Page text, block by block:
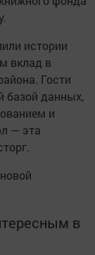
истории
вклад в
Гости
базой данных,
и
— эта
в